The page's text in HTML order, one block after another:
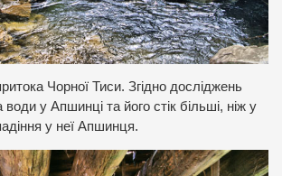
Чорної Тиси. Згідно досліджень
води у Апшинці та його стік більші, ніж у
у неї Апшинця.